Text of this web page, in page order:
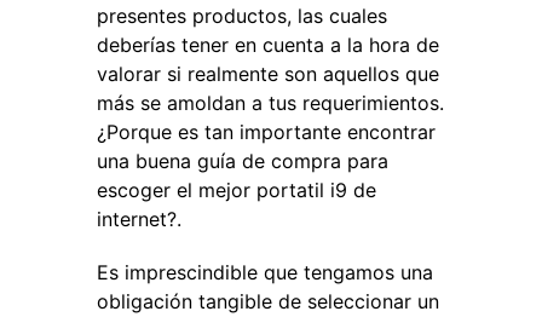
presentes productos, las cuales
deberías tener en cuenta a la hora de
valorar si realmente son aquellos que
más se amoldan a tus requerimientos.
¿Porque es tan importante encontrar
una buena guía de compra para
escoger el mejor portatil i9 de
internet?.
Es imprescindible que tengamos una
obligación tangible de seleccionar un